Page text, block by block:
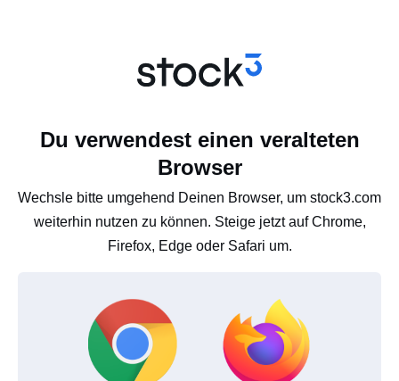
Du verwendest einen veralteten
Browser
Wechsle bitte umgehend Deinen Browser, um stock3.com
weiterhin nutzen zu können. Steige jetzt auf Chrome,
Firefox, Edge oder Safari um.